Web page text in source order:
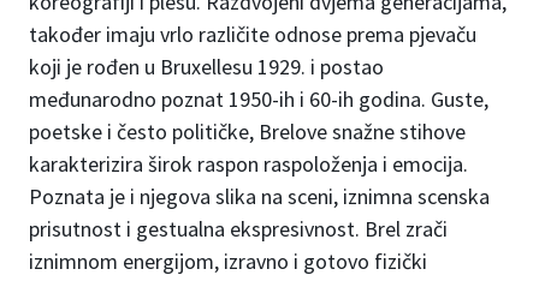
također imaju vrlo različite odnose prema pjevaču
koji je rođen u Bruxellesu 1929. i postao
međunarodno poznat 1950-ih i 60-ih godina. Guste,
poetske i često političke, Brelove snažne stihove
karakterizira širok raspon raspoloženja i emocija.
Poznata je i njegova slika na sceni, iznimna scenska
prisutnost i gestualna ekspresivnost. Brel zrači
iznimnom energijom, izravno i gotovo fizički